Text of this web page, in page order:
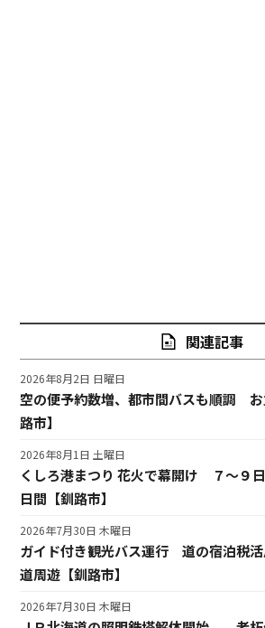
関連記事
空の便予約数増、都市間バスも順調
路市】
2026年8月2日 日曜日
くしろ港まつり 花火で幕開け ７～９
日間【釧路市】
2026年8月1日 土曜日
ガイド付き観光バス運行 道の宿泊税
道周遊【釧路市】
2026年7月30日 木曜日
2026年7月30日 木曜日